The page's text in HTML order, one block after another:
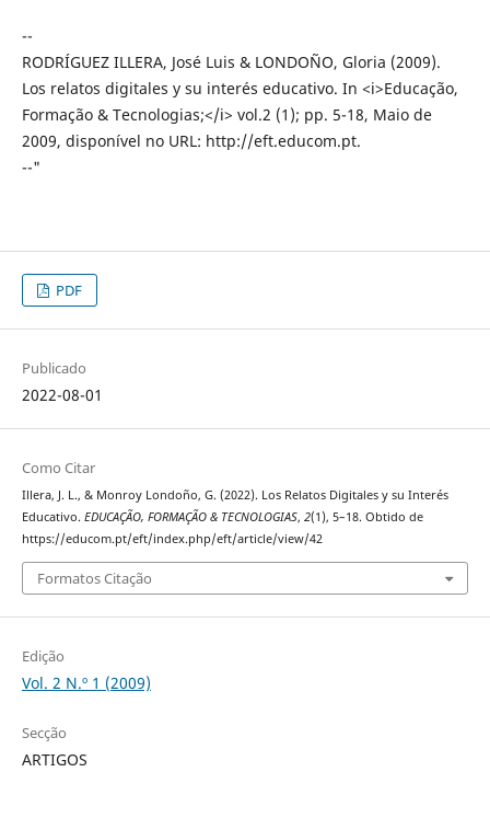
--
RODRÍGUEZ ILLERA, José Luis & LONDOÑO, Gloria (2009).
Los relatos digitales y su interés educativo. In <i>Educação,
Formação & Tecnologias;</i> vol.2 (1); pp. 5-18, Maio de
2009, disponível no URL: http://eft.educom.pt.
--"
PDF
Publicado
2022-08-01
Como Citar
Illera, J. L., & Monroy Londoño, G. (2022). Los Relatos Digitales y su Interés
Educativo. EDUCAÇÃO, FORMAÇÃO & TECNOLOGIAS, 2(1), 5–18. Obtido de
https://educom.pt/eft/index.php/eft/article/view/42
Formatos Citação
Edição
Vol. 2 N.º 1 (2009)
Secção
ARTIGOS